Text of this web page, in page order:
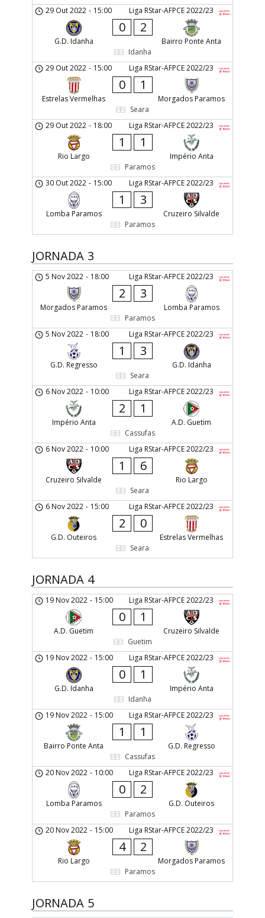
Liga RStar-AFPCE 2022/23
29 Out 2022 - 15:00
G.D. Idanha
0 2
Bairro Ponte Anta
Idanha
Liga RStar-AFPCE 2022/23
29 Out 2022 - 15:00
Estrelas Vermelhas
0 1
Morgados Paramos
Seara
Liga RStar-AFPCE 2022/23
29 Out 2022 - 18:00
Rio Largo
1 1
Império Anta
Paramos
Liga RStar-AFPCE 2022/23
30 Out 2022 - 15:00
Lomba Paramos
1 3
Cruzeiro Silvalde
Paramos
JORNADA 3
Liga RStar-AFPCE 2022/23
5 Nov 2022 - 18:00
Morgados Paramos
2 3
Lomba Paramos
Paramos
Liga RStar-AFPCE 2022/23
5 Nov 2022 - 18:00
G.D. Regresso
1 3
G.D. Idanha
Seara
Liga RStar-AFPCE 2022/23
6 Nov 2022 - 10:00
Império Anta
2 1
A.D. Guetim
Cassufas
Liga RStar-AFPCE 2022/23
6 Nov 2022 - 10:00
Cruzeiro Silvalde
1 6
Rio Largo
Seara
Liga RStar-AFPCE 2022/23
6 Nov 2022 - 15:00
G.D. Outeiros
2 0
Estrelas Vermelhas
Seara
JORNADA 4
Liga RStar-AFPCE 2022/23
19 Nov 2022 - 15:00
A.D. Guetim
0 1
Cruzeiro Silvalde
Guetim
Liga RStar-AFPCE 2022/23
19 Nov 2022 - 15:00
G.D. Idanha
0 1
Império Anta
Idanha
Liga RStar-AFPCE 2022/23
19 Nov 2022 - 15:00
Bairro Ponte Anta
1 1
G.D. Regresso
Cassufas
Liga RStar-AFPCE 2022/23
20 Nov 2022 - 10:00
Lomba Paramos
0 2
G.D. Outeiros
Paramos
Liga RStar-AFPCE 2022/23
20 Nov 2022 - 15:00
Rio Largo
4 2
Morgados Paramos
Paramos
JORNADA 5